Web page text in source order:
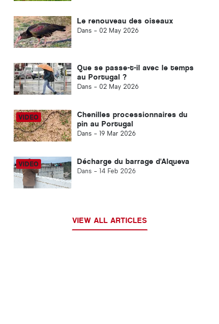
Le renouveau des oiseaux
Dans - 02 May 2026
Que se passe-t-il avec le temps
au Portugal ?
Dans - 02 May 2026
Chenilles processionnaires du
pin au Portugal
Dans - 19 Mar 2026
Décharge du barrage d'Alqueva
Dans - 14 Feb 2026
VIEW ALL ARTICLES